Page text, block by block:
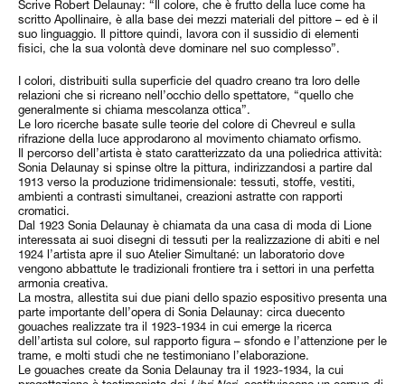
Scrive Robert Delaunay: “Il colore, che è frutto della luce come ha
scritto Apollinaire, è alla base dei mezzi materiali del pittore – ed è il
suo linguaggio. Il pittore quindi, lavora con il sussidio di elementi
fisici, che la sua volontà deve dominare nel suo complesso”.
I colori, distribuiti sulla superficie del quadro creano tra loro delle
relazioni che si ricreano nell’occhio dello spettatore, “quello che
generalmente si chiama mescolanza ottica”.
Le loro ricerche basate sulle teorie del colore di Chevreul e sulla
rifrazione della luce approdarono al movimento chiamato orfismo.
Il percorso dell’artista è stato caratterizzato da una poliedrica attività:
Sonia Delaunay si spinse oltre la pittura, indirizzandosi a partire dal
1913 verso la produzione tridimensionale: tessuti, stoffe, vestiti,
ambienti a contrasti simultanei, creazioni astratte con rapporti
cromatici.
Dal 1923 Sonia Delaunay è chiamata da una casa di moda di Lione
interessata ai suoi disegni di tessuti per la realizzazione di abiti e nel
1924 l’artista apre il suo Atelier Simultané: un laboratorio dove
vengono abbattute le tradizionali frontiere tra i settori in una perfetta
armonia creativa.
La mostra, allestita sui due piani dello spazio espositivo presenta una
parte importante dell’opera di Sonia Delaunay: circa duecento
gouaches realizzate tra il 1923-1934 in cui emerge la ricerca
dell’artista sul colore, sul rapporto figura – sfondo e l’attenzione per le
trame, e molti studi che ne testimoniano l’elaborazione.
Le gouaches create da Sonia Delaunay tra il 1923-1934, la cui